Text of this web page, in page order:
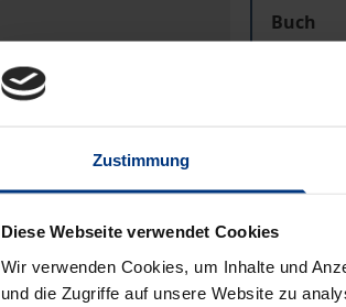
Zustimmung
Diese Webseite verwendet Cookies
Wir verwenden Cookies, um Inhalte und
und die Zugriffe auf unsere Website zu
Buch
Hinweise